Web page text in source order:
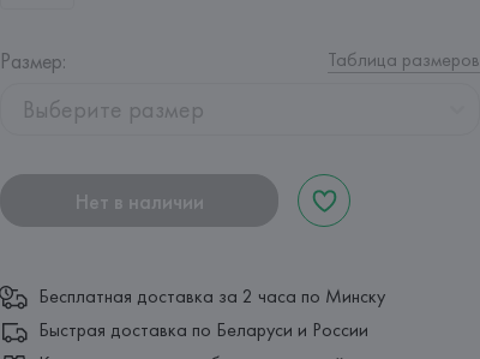
Размер: Таблица размеров
Выберите размер
Нет в наличии
Бесплатная доставка за 2 часа по Минску
Быстрая доставка по Беларуси и России